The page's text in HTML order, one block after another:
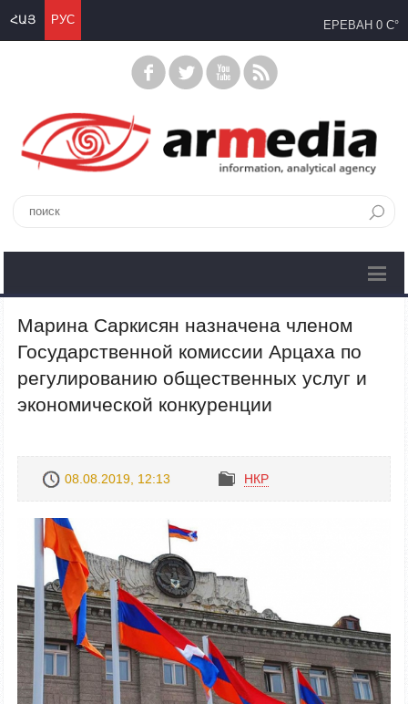
ՀԱՅ РУС ЕРЕВАН 0 C°
Марина Саркисян назначена членом
Государственной комисcии Арцаха по
регулированию общественных услуг и
экономической конкуренции
08.08.2019, 12:13 НКР